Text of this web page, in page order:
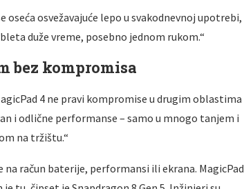
osvežavajuće lepo u svakodnevnoj upotrebi,
duže vreme, posebno jednom rukom.“
bez kompromisa
4 ne pravi kompromise u drugim oblastima
i odlične performanse – samo u mnogo tanjem i
na tržištu.“
račun baterije, performansi ili ekrana. MagicPad